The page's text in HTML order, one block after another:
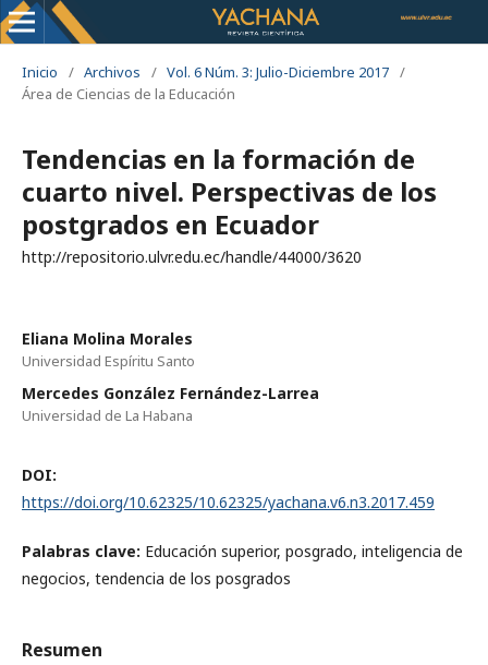
Inicio / Archivos / Vol. 6 Núm. 3: Julio-Diciembre 2017 /
Área de Ciencias de la Educación
Tendencias en la formación de
cuarto nivel. Perspectivas de los
postgrados en Ecuador
http://repositorio.ulvr.edu.ec/handle/44000/3620
Eliana Molina Morales
Universidad Espíritu Santo
Mercedes González Fernández-Larrea
Universidad de La Habana
DOI:
https://doi.org/10.62325/10.62325/yachana.v6.n3.2017.459
Palabras clave: Educación superior, posgrado, inteligencia de
negocios, tendencia de los posgrados
Resumen